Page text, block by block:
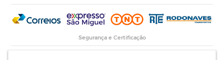
Segurança e Certificação